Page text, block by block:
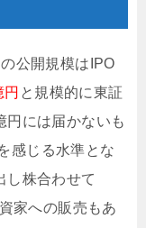
の公開規模はIPO
と規模的に東証
円には届かないも
感じる水準とな
し株合わせて
家への販売もあ